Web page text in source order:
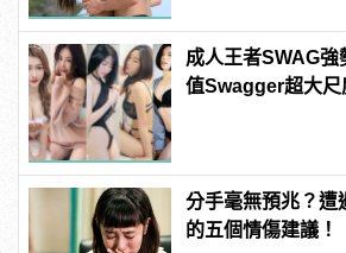
成人王者SWAG強
值Swagger超大尺
分手毫無預兆？遭
的五個情傷建議！